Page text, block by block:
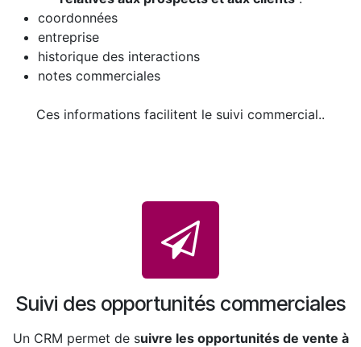
coordonnées
entreprise
historique des interactions
notes commerciales
Ces informations facilitent le suivi commercial..
Suivi des opportunités commerciales
Un CRM permet de suivre les opportunités de vente à